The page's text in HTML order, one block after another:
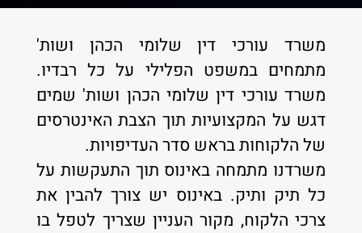
משרד עורכי דין שלומי הכהן ושות'
מתמחים במשפט הפלילי על כל רבדיו.
משרד עורכי דין שלומי הכהן ושות' שמים
דגש על המקצועיות תוך הצבת האינטרסים
של הלקוחות בראש סדר העדיפויות.
משרדנו מתמחה באינוס תוך התעקשות על
כל תיק ותיק. באינוס יש צורך להבין את
צרכי הלקוח, מקור העניין שצריך לטפל בו